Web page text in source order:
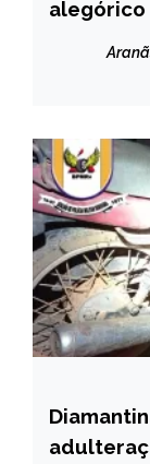
NOTÍCIAS
alegórico
CAPELINHA
MINAS